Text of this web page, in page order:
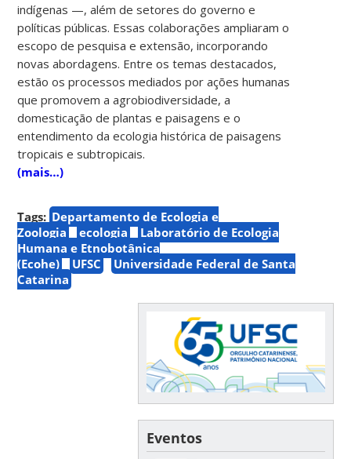
indígenas —, além de setores do governo e
políticas públicas. Essas colaborações ampliaram o
escopo de pesquisa e extensão, incorporando
novas abordagens. Entre os temas destacados,
estão os processos mediados por ações humanas
que promovem a agrobiodiversidade, a
domesticação de plantas e paisagens e o
entendimento da ecologia histórica de paisagens
tropicais e subtropicais.
(mais…)
Tags: Departamento de Ecologia e
Zoologia
ecologia
Laboratório de Ecologia
Humana e Etnobotânica
(Ecohe)
UFSC
Universidade Federal de Santa
Catarina
Eventos